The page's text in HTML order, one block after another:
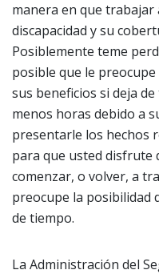
manera en que
discapacidad y su
Posiblemente teme
posible que le
sus beneficios si deja
menos horas debido a
presentarle los hechos
para que usted disfrute
comenzar, o volver, a
preocupe la posibilidad
de tiempo.
La Administración del